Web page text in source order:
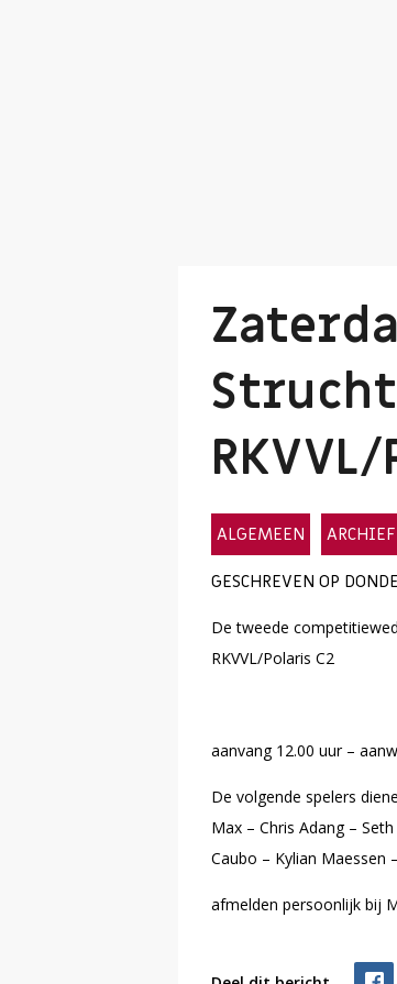
ALGEMEEN
GESCHREVEN OP
De tweede
RKVVL/Polaris C2
aanvang 12.00 uur –
De volgende spelers
Max – Chris Adang –
Caubo – Kylian Maessen
afmelden persoonlijk bij